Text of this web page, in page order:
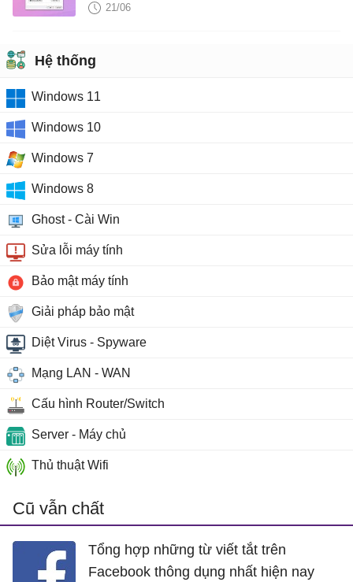
21/06
Hệ thống
Windows 11
Windows 10
Windows 7
Windows 8
Ghost - Cài Win
Sửa lỗi máy tính
Bảo mật máy tính
Giải pháp bảo mật
Diệt Virus - Spyware
Mạng LAN - WAN
Cấu hình Router/Switch
Server - Máy chủ
Thủ thuật Wifi
Cũ vẫn chất
Tổng hợp những từ viết tắt trên
Facebook thông dụng nhất hiện nay